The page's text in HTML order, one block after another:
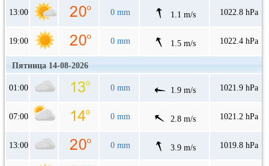
13:00 0 mm 1.1 m/s 1022.8 hPa
19:00 0 mm 1.5 m/s 1022.4 hPa
Пятница 14-08-2026
01:00 0 mm 1.9 m/s 1021.9 hPa
07:00 0 mm 2.8 m/s 1021.2 hPa
13:00 0 mm 3.9 m/s 1019.8 hPa